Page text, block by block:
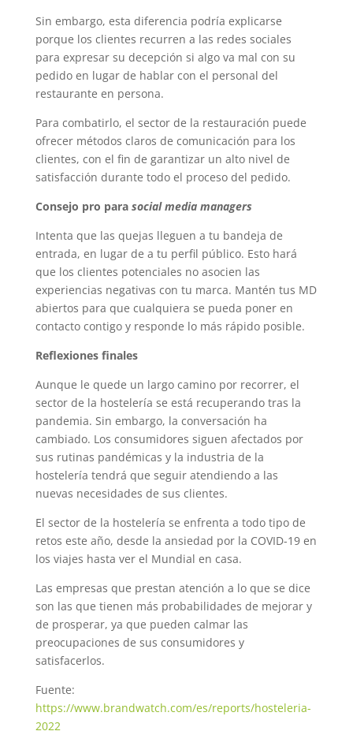
Sin embargo, esta diferencia podría explicarse
porque los clientes recurren a las redes sociales
para expresar su decepción si algo va mal con su
pedido en lugar de hablar con el personal del
restaurante en persona.
Para combatirlo, el sector de la restauración puede
ofrecer métodos claros de comunicación para los
clientes, con el fin de garantizar un alto nivel de
satisfacción durante todo el proceso del pedido.
Consejo pro para social media managers
Intenta que las quejas lleguen a tu bandeja de
entrada, en lugar de a tu perfil público. Esto hará
que los clientes potenciales no asocien las
experiencias negativas con tu marca. Mantén tus MD
abiertos para que cualquiera se pueda poner en
contacto contigo y responde lo más rápido posible.
Reflexiones finales
Aunque le quede un largo camino por recorrer, el
sector de la hostelería se está recuperando tras la
pandemia. Sin embargo, la conversación ha
cambiado. Los consumidores siguen afectados por
sus rutinas pandémicas y la industria de la
hostelería tendrá que seguir atendiendo a las
nuevas necesidades de sus clientes.
El sector de la hostelería se enfrenta a todo tipo de
retos este año, desde la ansiedad por la COVID-19 en
los viajes hasta ver el Mundial en casa.
Las empresas que prestan atención a lo que se dice
son las que tienen más probabilidades de mejorar y
de prosperar, ya que pueden calmar las
preocupaciones de sus consumidores y
satisfacerlos.
Fuente:
https://www.brandwatch.com/es/reports/hosteleria-
2022